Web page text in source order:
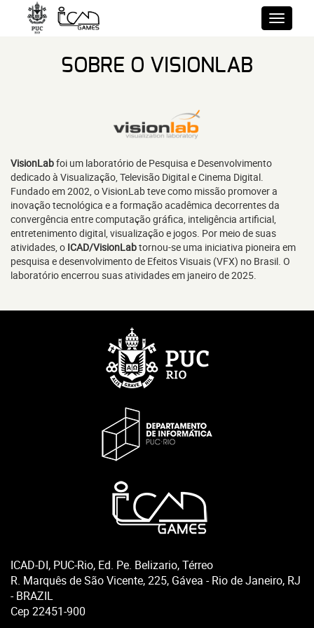
SOBRE O VISIONLAB
VisionLabfoi um laboratório de Pesquisa e Desenvolvimento
dedicado à Visualização, Televisão Digital e Cinema Digital.
Fundado em 2002, o VisionLab teve como missão promover a
inovação tecnológica e a formação acadêmica decorrentes da
convergência entre computação gráfica, inteligência artificial,
entretenimento digital, visualização e jogos. Por meio de suas
atividades, o ICAD/VisionLabtornou-se uma iniciativa pioneira em
pesquisa e desenvolvimento de Efeitos Visuais (VFX) no Brasil. O
laboratório encerrou suas atividades em janeiro de 2025.
ICAD-DI, PUC-Rio, Ed. Pe. Belizario, Térreo
R. Marquês de São Vicente, 225, Gávea - Rio de Janeiro, RJ
- BRAZIL
Cep 22451-900